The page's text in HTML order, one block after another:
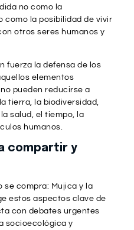
no como la
como la posibilidad de vivir
otros seres humanos y
fuerza la defensa de los
elementos
pueden reducirse a
tierra, la biodiversidad,
salud, el tiempo, la
humanos.
compartir y
se compra: Mujica y la
estos aspectos clave de
con debates urgentes
socioecológica y